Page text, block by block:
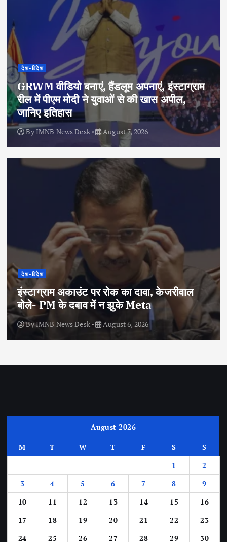
देश-विदेश
GRWM वीडियो बनाएं, हैंडलूम अपनाएं, इंस्टाग्राम
रील में पीएम मोदी ने युवाओं से की खास अपील,
जानिए इतिहास
By IMNB News Desk August 7, 2026
देश-विदेश
इंस्टाग्राम अकाउंट पर रोक का दावा, केजरीवाल
बोले- PM के दबाव में न झुके Meta
ByIMNB News Desk August 6, 2026
August 2026
M T W T F S
S
1
2
3
4 5 6 7 8
9
10
11 12 13 14 15
16
17
18 19 20 21 22
23
24
25 26 27 28 29
30